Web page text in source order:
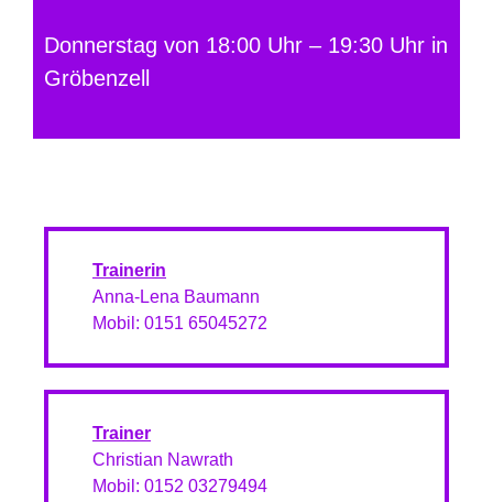
Donnerstag von 18:00 Uhr – 19:30 Uhr in
Gröbenzell
Trainerin
Anna-Lena Baumann
Mobil: 0151 65045272
Trainer
Christian Nawrath
Mobil: 0152 03279494